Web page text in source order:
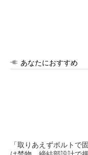
あなたにおすすめ
「取りあえずボルトで固